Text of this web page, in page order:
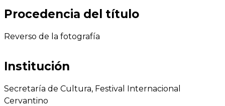
Procedencia del título
Reverso de la fotografía
Institución
Secretaría de Cultura, Festival Internacional
Cervantino